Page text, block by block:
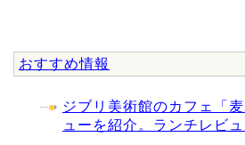
おすすめ情報
ジブリ美術館のカフェ「
ューを紹介。ランチレビ